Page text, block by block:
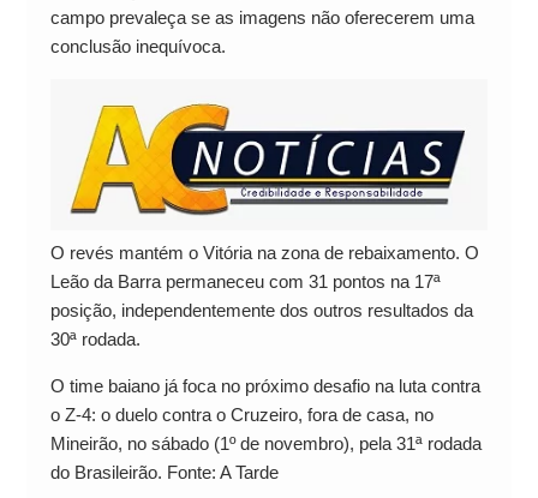
campo prevaleça se as imagens não oferecerem uma
conclusão inequívoca.
O revés mantém o Vitória na zona de rebaixamento. O
Leão da Barra permaneceu com 31 pontos na 17ª
posição, independentemente dos outros resultados da
30ª rodada.
O time baiano já foca no próximo desafio na luta contra
o Z-4: o duelo contra o Cruzeiro, fora de casa, no
Mineirão, no sábado (1º de novembro), pela 31ª rodada
do Brasileirão. Fonte: A Tarde